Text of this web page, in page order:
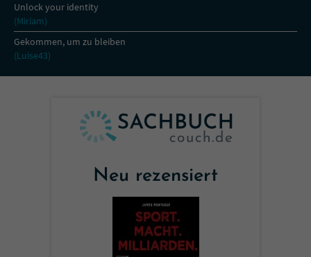
Unlock your identity
(Miriam)
Gekommen, um zu bleiben
(Luise43)
Neu rezensiert